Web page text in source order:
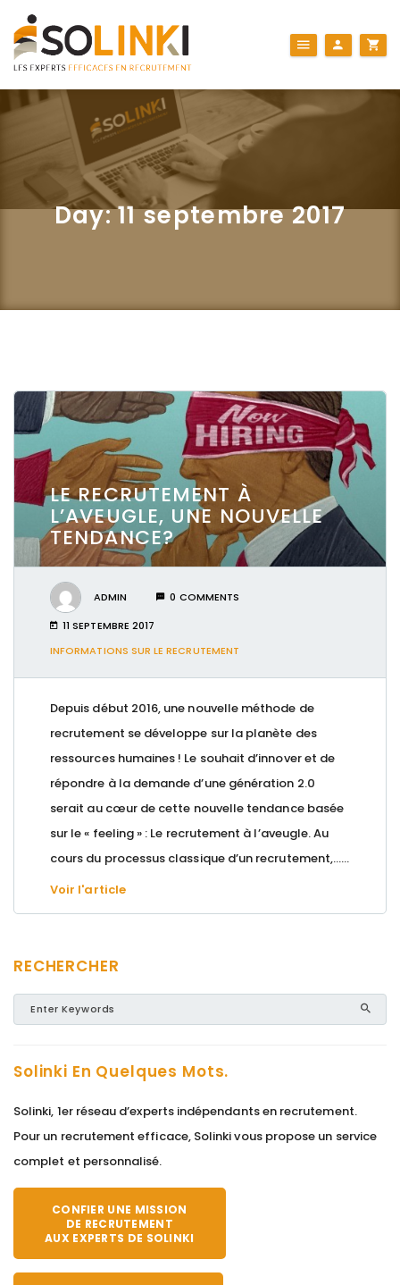
Day:11 septembre 2017
LE RECRUTEMENT À
L’AVEUGLE, UNE NOUVELLE
TENDANCE?
ADMIN 0 COMMENTS
11 SEPTEMBRE 2017
INFORMATIONS SUR LE RECRUTEMENT
Depuis début 2016, une nouvelle méthode de
recrutement se développe sur la planète des
ressources humaines ! Le souhait d’innover et de
répondre à la demande d’une génération 2.0
serait au cœur de cette nouvelle tendance basée
sur le « feeling » : Le recrutement à l’aveugle. Au
cours du processus classique d’un recrutement,…...
Voir l'article
RECHERCHER
Solinki En Quelques Mots.
Solinki, 1er réseau d’experts indépendants en recrutement.
Pour un recrutement efficace, Solinki vous propose un service
complet et personnalisé.
CONFIER UNE MISSION
DE RECRUTEMENT
AUX EXPERTS DE SOLINKI